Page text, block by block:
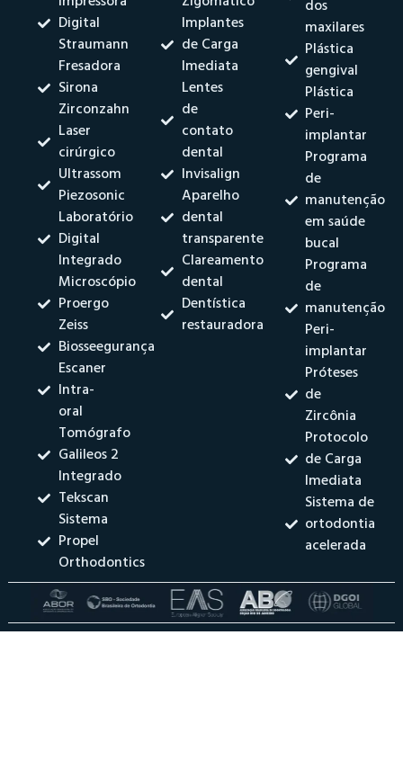
Digital
Straumann
Fresadora
Sirona
Zirconzahn
Laser
cirúrgico
Ultrassom
Piezosonic
Laboratório
Digital
Integrado
Microscópio
Proergo
Zeiss
Biosseegurança
Escaner
Intra-
oral
Tomógrafo
Galileos 2
Integrado
Tekscan
Sistema
Propel
Orthodontics
Implantes
de Carga
Imediata
Lentes
de
contato
dental
Invisalign
Aparelho
dental
transparente
Clareamento
dental
Dentística
restauradora
dos
maxilares
Plástica
gengival
Plástica
Peri-
implantar
Programa
de
manutenção
em saúde
bucal
Programa
de
manutenção
Peri-
implantar
Próteses
de
Zircônia
Protocolo
de Carga
Imediata
Sistema de
ortodontia
acelerada